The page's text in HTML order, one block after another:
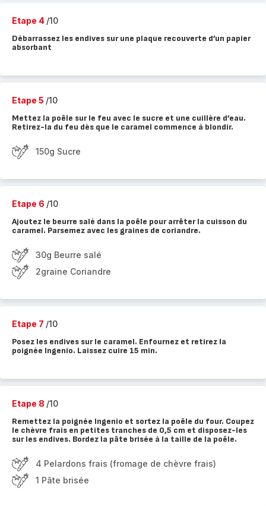
Etape 4 /10
Débarrassez les endives sur une plaque recouverte d’un papier
absorbant
Etape 5 /10
Mettez la poêle sur le feu avec le sucre et une cuillère d’eau.
Retirez-la du feu dès que le caramel commence à blondir.
150g Sucre
Etape 6 /10
Ajoutez le beurre salé dans la poêle pour arrêter la cuisson du
caramel. Parsemez avec les graines de coriandre.
30g Beurre salé
2graine Coriandre
Etape 7 /10
Posez les endives sur le caramel. Enfournez et retirez la
poignée Ingenio. Laissez cuire 15 min.
Etape 8 /10
Remettez la poignée Ingenio et sortez la poêle du four. Coupez
le chèvre frais en petites tranches de 0,5 cm et disposez-les
sur les endives. Bordez la pâte brisée à la taille de la poêle.
4 Pelardons frais (fromage de chèvre frais)
1 Pâte brisée